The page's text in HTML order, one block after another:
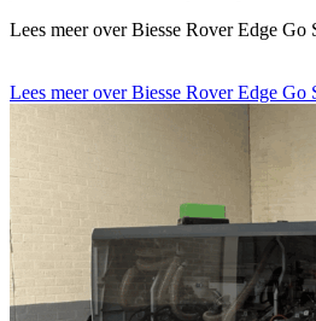
Lees meer over Biesse Rover Edge Go
Lees meer over Biesse Rover Edge Go